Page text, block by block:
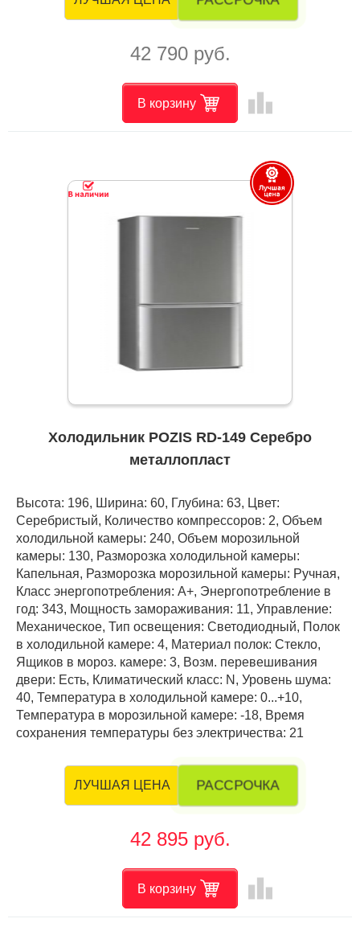
42 790 руб.
В корзину leaderboard
Холодильник POZIS RD-149 Серебро
металлопласт
Высота: 196, Ширина: 60, Глубина: 63, Цвет:
Серебристый, Количество компрессоров: 2, Объем
холодильной камеры: 240, Объем морозильной
камеры: 130, Разморозка холодильной камеры:
Капельная, Разморозка морозильной камеры: Ручная,
Класс энергопотребления: А+, Энергопотребление в
год: 343, Мощность замораживания: 11, Управление:
Механическое, Тип освещения: Светодиодный, Полок
в холодильной камере: 4, Материал полок: Стекло,
Ящиков в мороз. камере: 3, Возм. перевешивания
двери: Есть, Климатический класс: N, Уровень шума:
40, Температура в холодильной камере: 0...+10,
Температура в морозильной камере: -18, Время
сохранения температуры без электричества: 21
ЛУЧШАЯ ЦЕНА РАССРОЧКА
42 895 руб.
В корзину leaderboard